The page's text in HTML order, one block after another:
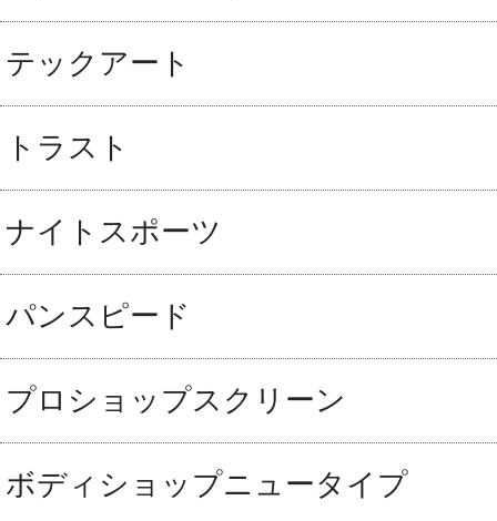
テックアート
トラスト
ナイトスポーツ
パンスピード
プロショップスクリーン
ボディショップニュータイプ